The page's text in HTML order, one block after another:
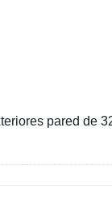
pared de